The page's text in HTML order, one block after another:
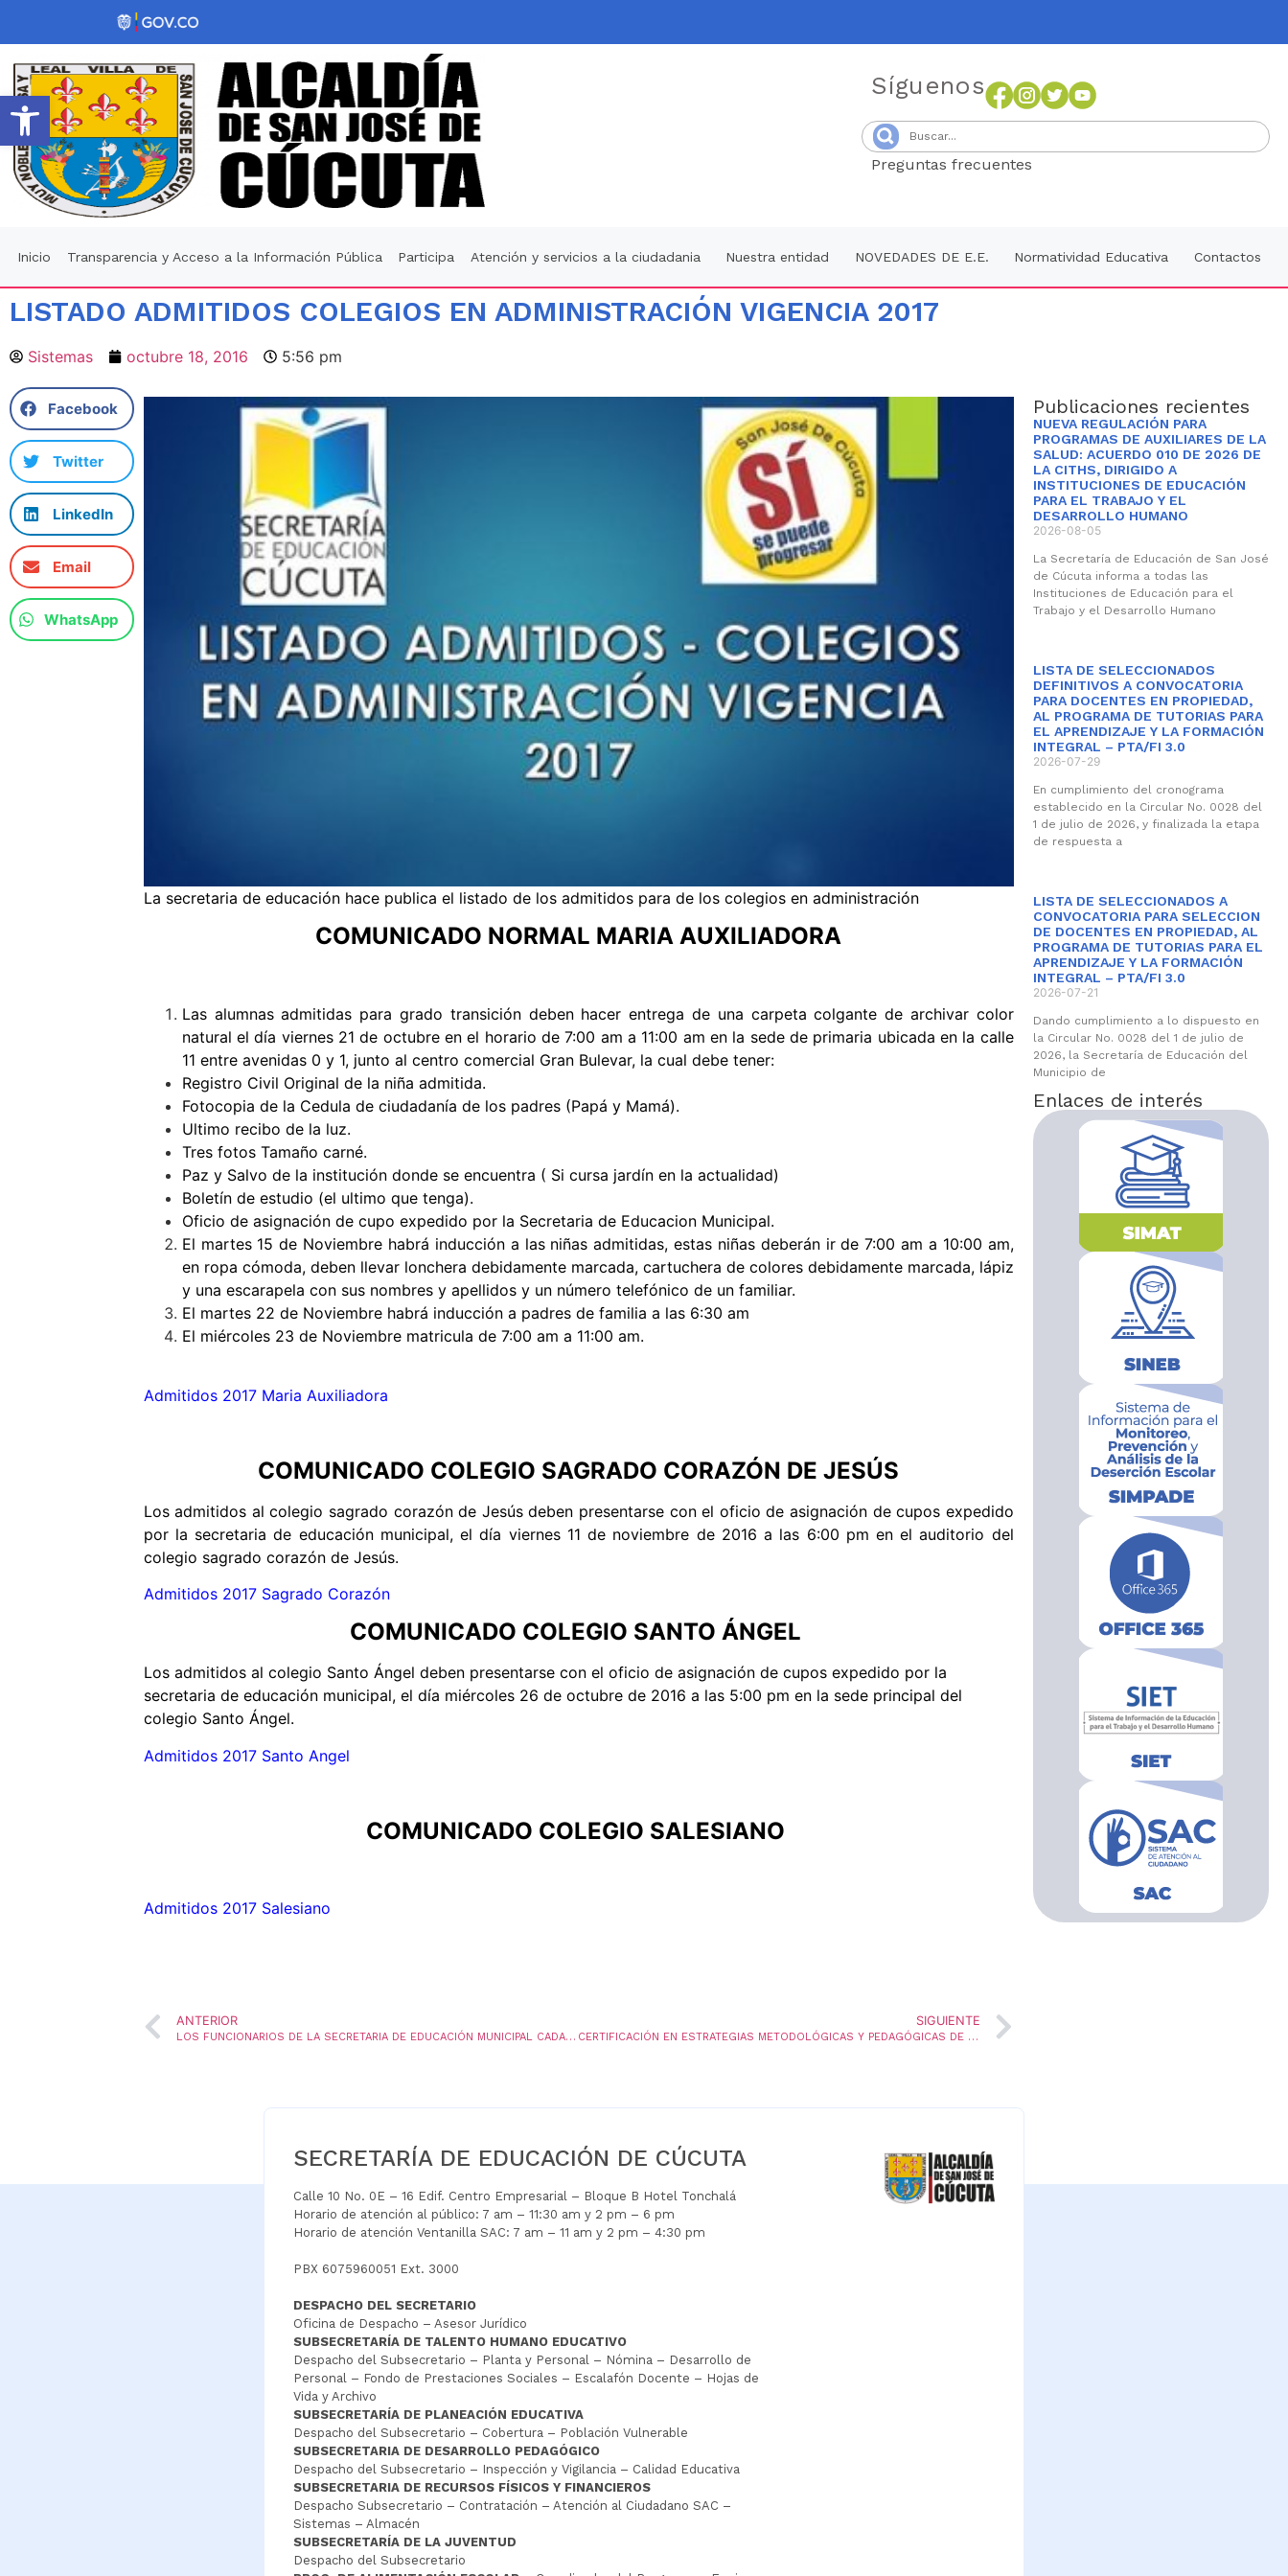
Abrir barra de herramientas
Síguenos
Preguntas frecuentes
Inicio Transparencia y Acceso a la Información Pública Participa Atención y servicios a la ciudadania Nuestra entidad NOVEDADES DE E.E. Normatividad Educativa Contactos
LISTADO ADMITIDOS COLEGIOS EN ADMINISTRACIÓN VIGENCIA 2017
Sistemas octubre 18, 2016 5:56 pm
Facebook
Twitter
LinkedIn
Email
WhatsApp
La secretaria de educación hace publica el listado de los admitidos para de los colegios en administración
COMUNICADO NORMAL MARIA AUXILIADORA
Las alumnas admitidas para grado transición deben hacer entrega de una carpeta colgante de archivar color
natural el día viernes 21 de octubre en el horario de 7:00 am a 11:00 am en la sede de primaria ubicada en la calle
11 entre avenidas 0 y 1, junto al centro comercial Gran Bulevar, la cual debe tener:
Registro Civil Original de la niña admitida.
Fotocopia de la Cedula de ciudadanía de los padres (Papá y Mamá).
Ultimo recibo de la luz.
Tres fotos Tamaño carné.
Paz y Salvo de la institución donde se encuentra ( Si cursa jardín en la actualidad)
Boletín de estudio (el ultimo que tenga).
Oficio de asignación de cupo expedido por la Secretaria de Educacion Municipal.
El martes 15 de Noviembre habrá inducción a las niñas admitidas, estas niñas deberán ir de 7:00 am a 10:00 am,
en ropa cómoda, deben llevar lonchera debidamente marcada, cartuchera de colores debidamente marcada, lápiz
y una escarapela con sus nombres y apellidos y un número telefónico de un familiar.
El martes 22 de Noviembre habrá inducción a padres de familia a las 6:30 am
El miércoles 23 de Noviembre matricula de 7:00 am a 11:00 am.
Admitidos 2017 Maria Auxiliadora
COMUNICADO COLEGIO SAGRADO CORAZÓN DE JESÚS
Los admitidos al colegio sagrado corazón de Jesús deben presentarse con el oficio de asignación de cupos expedido
por la secretaria de educación municipal, el día viernes 11 de noviembre de 2016 a las 6:00 pm en el auditorio del
colegio sagrado corazón de Jesús.
Admitidos 2017 Sagrado Corazón
COMUNICADO COLEGIO SANTO ÁNGEL
Los admitidos al colegio Santo Ángel deben presentarse con el oficio de asignación de cupos expedido por la
secretaria de educación municipal, el día miércoles 26 de octubre de 2016 a las 5:00 pm en la sede principal del
colegio Santo Ángel.
Admitidos 2017 Santo Angel
COMUNICADO COLEGIO SALESIANO
Admitidos 2017 Salesiano
ANTERIOR
LOS FUNCIONARIOS DE LA SECRETARIA DE EDUCACIÓN MUNICIPAL CADA DIA COMPROMETIDOS EN TRABAJAR POR UNA MEJOR EDUCACIÓN
SIGUIENTE
CERTIFICACIÓN EN ESTRATEGIAS METODOLÓGICAS Y PEDAGÓGICAS DE EDUCACIÓN PARA LA PAZ
Publicaciones recientes
NUEVA REGULACIÓN PARA
PROGRAMAS DE AUXILIARES DE LA
SALUD: ACUERDO 010 DE 2026 DE
LA CITHS, DIRIGIDO A
INSTITUCIONES DE EDUCACIÓN
PARA EL TRABAJO Y EL
DESARROLLO HUMANO
2026-08-05
La Secretaría de Educación de San José
de Cúcuta informa a todas las
Instituciones de Educación para el
Trabajo y el Desarrollo Humano
LISTA DE SELECCIONADOS
DEFINITIVOS A CONVOCATORIA
PARA DOCENTES EN PROPIEDAD,
AL PROGRAMA DE TUTORIAS PARA
EL APRENDIZAJE Y LA FORMACIÓN
INTEGRAL – PTA/FI 3.0
2026-07-29
En cumplimiento del cronograma
establecido en la Circular No. 0028 del
1 de julio de 2026, y finalizada la etapa
de respuesta a
LISTA DE SELECCIONADOS A
CONVOCATORIA PARA SELECCION
DE DOCENTES EN PROPIEDAD, AL
PROGRAMA DE TUTORIAS PARA EL
APRENDIZAJE Y LA FORMACIÓN
INTEGRAL – PTA/FI 3.0
2026-07-21
Dando cumplimiento a lo dispuesto en
la Circular No. 0028 del 1 de julio de
2026, la Secretaría de Educación del
Municipio de
Enlaces de interés
SECRETARÍA DE EDUCACIÓN DE CÚCUTA
Calle 10 No. 0E – 16 Edif. Centro Empresarial – Bloque B Hotel Tonchalá
Horario de atención al público: 7 am – 11:30 am y 2 pm – 6 pm
Horario de atención Ventanilla SAC: 7 am – 11 am y 2 pm – 4:30 pm
PBX 6075960051 Ext. 3000
DESPACHO DEL SECRETARIO
Oficina de Despacho – Asesor Jurídico
SUBSECRETARÍA DE TALENTO HUMANO EDUCATIVO
Despacho del Subsecretario – Planta y Personal – Nómina – Desarrollo de
Personal – Fondo de Prestaciones Sociales – Escalafón Docente – Hojas de
Vida y Archivo
SUBSECRETARÍA DE PLANEACIÓN EDUCATIVA
Despacho del Subsecretario – Cobertura – Población Vulnerable
SUBSECRETARIA DE DESARROLLO PEDAGÓGICO
Despacho del Subsecretario – Inspección y Vigilancia – Calidad Educativa
SUBSECRETARIA DE RECURSOS FÍSICOS Y FINANCIEROS
Despacho Subsecretario – Contratación – Atención al Ciudadano SAC –
Sistemas – Almacén
SUBSECRETARÍA DE LA JUVENTUD
Despacho del Subsecretario